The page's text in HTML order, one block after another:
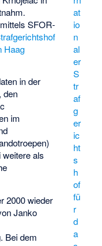
at
io
n
al
er
S
tr
af
g
er
ic
ht
s
h
of
fü
r
d
a
SFOR-
Haag
in der
den
im
weitere als
2000 wieder
Janko
Bei dem